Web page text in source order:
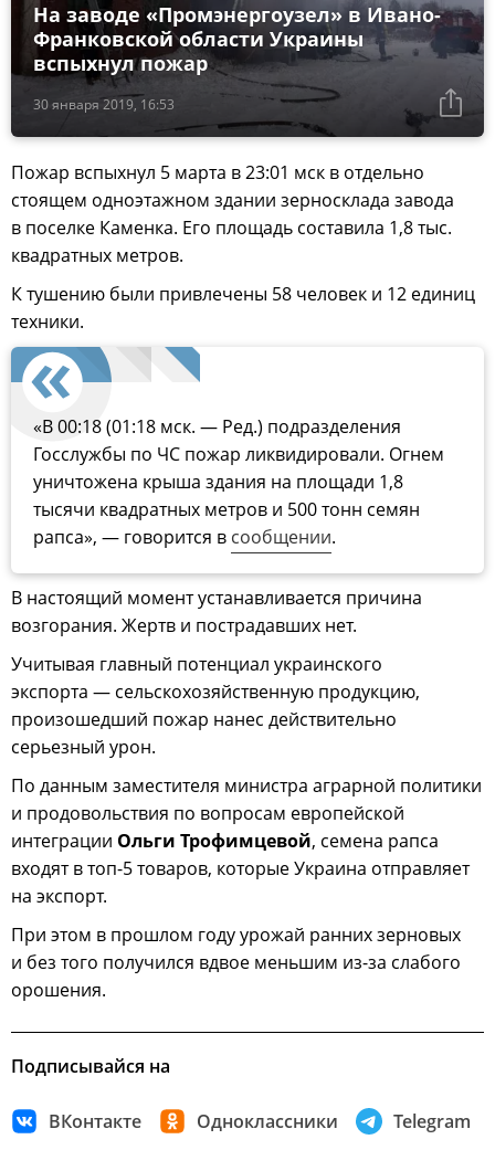
30 января 2019, 16:53
На заводе «Промэнергоузел» в Ивано-
Франковской области Украины
вспыхнул пожар
Пожар вспыхнул 5 марта в 23:01 мск в отдельно
стоящем одноэтажном здании зерносклада завода
в поселке Каменка. Его площадь составила 1,8 тыс.
квадратных метров.
К тушению были привлечены 58 человек и 12 единиц
техники.
«В 00:18 (01:18 мск. — Ред.) подразделения
Госслужбы по ЧС пожар ликвидировали. Огнем
уничтожена крыша здания на площади 1,8
тысячи квадратных метров и 500 тонн семян
рапса», — говорится в сообщении.
В настоящий момент устанавливается причина
возгорания. Жертв и пострадавших нет.
Учитывая главный потенциал украинского
экспорта — сельскохозяйственную продукцию,
произошедший пожар нанес действительно
серьезный урон.
По данным заместителя министра аграрной политики
и продовольствия по вопросам европейской
интеграции Ольги Трофимцевой, семена рапса
входят в топ-5 товаров, которые Украина отправляет
на экспорт.
При этом в прошлом году урожай ранних зерновых
и без того получился вдвое меньшим из-за слабого
орошения.
Подписывайся на
ВКонтакте Одноклассники Telegram